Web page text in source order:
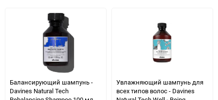
Балансирующий шампунь -
Davines Natural Tech
Увлажняющий шампунь для
всех типов волос - Davines